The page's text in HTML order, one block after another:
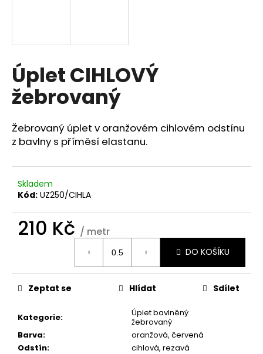
Úplet CIHLOVÝ
žebrovaný
Žebrovaný úplet v oranžovém cihlovém odstínu
z bavlny s příměsí elastanu.
Skladem
Kód: UZ250/CIHLA
210 Kč / metr
DO KOŠÍKU
Kategorie:
Úplet bavlněný
žebrovaný
Barva: oranžová, červená
Odstín:
cihlová, rezavá
Zeptat se Hlídat Sdílet
í
t
?
HLEDAT
D
o
p
o
u
m
e